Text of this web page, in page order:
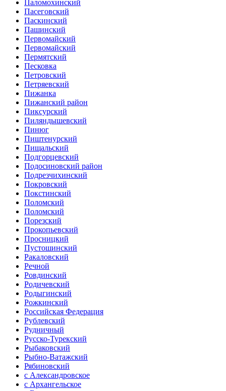
Паломохинский
Пасеговский
Паскинский
Пашинский
Первомайский
Первомайский
Пермятский
Песковка
Петровский
Петряевский
Пижанка
Пижанский район
Пиксурский
Пиляндышевский
Пинюг
Пиштенурский
Пищальский
Подгорцевский
Подосиновский район
Подрезчихинский
Покровский
Покстинский
Поломский
Поломский
Порезский
Прокопьевский
Просницкий
Пустошинский
Ракаловский
Речной
Ровдинский
Родичевский
Родыгинский
Рожкинский
Российская Федерация
Рублевский
Рудничный
Русско-Турекский
Рыбаковский
Рыбно-Ватажский
Рябиновский
с Александровское
с Архангельское